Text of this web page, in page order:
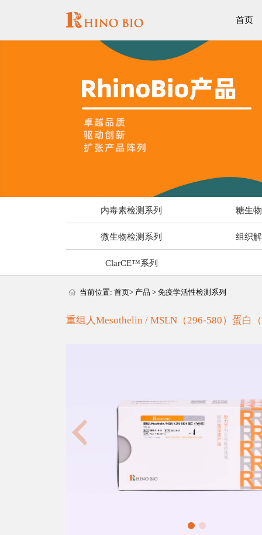
首页
内毒素检测系列 糖生
微生物检测系列 组织
ClarCE™系列
当前位置:首页> 产品 >免疫学活性检测系列
重组人Mesothelin / MSLN（296-580）蛋白